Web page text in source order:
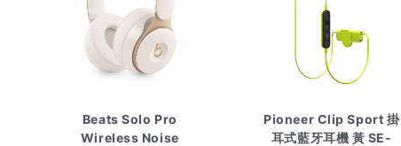
Beats Solo Pro
Wireless Noise
Pioneer Clip Sport 掛
耳式藍牙耳機 黃 SE-